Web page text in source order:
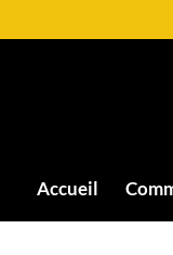
Accueil